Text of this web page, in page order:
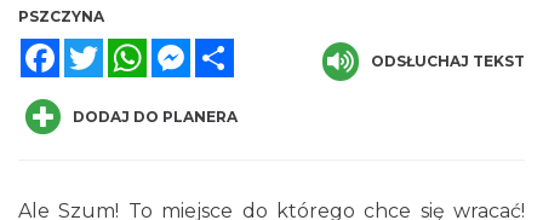
PSZCZYNA
FacebookTwitterWhatsAppMessenger
ODSŁUCHAJ TEKST
DODAJ DO PLANERA
Ale Szum! To miejsce do którego chce się wracać!